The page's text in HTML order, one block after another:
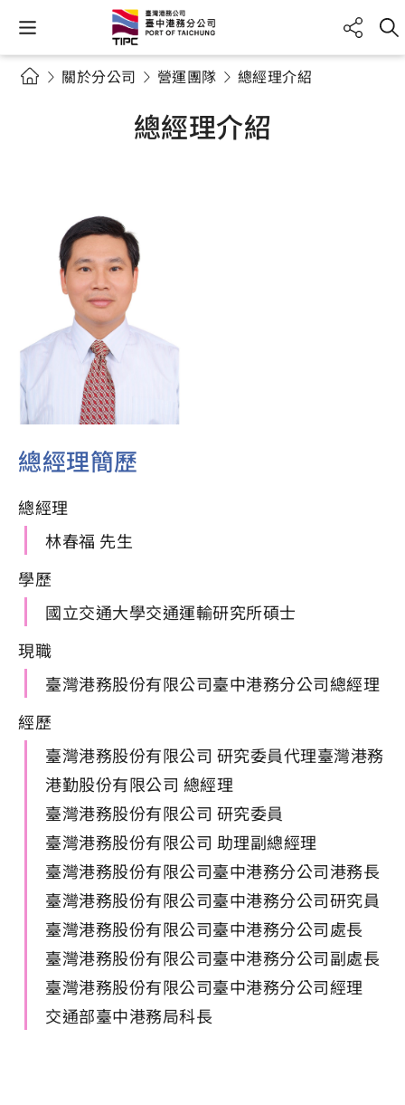
關於分公司 營運團隊 總經理介紹
總經理介紹
總經理簡歷
總經理
林春福 先生
學歷
國立交通大學交通運輸研究所碩士
現職
臺灣港務股份有限公司臺中港務分公司總經理
經歷
臺灣港務股份有限公司 研究委員代理臺灣港務
港勤股份有限公司 總經理
臺灣港務股份有限公司 研究委員
臺灣港務股份有限公司 助理副總經理
臺灣港務股份有限公司臺中港務分公司港務長
臺灣港務股份有限公司臺中港務分公司研究員
臺灣港務股份有限公司臺中港務分公司處長
臺灣港務股份有限公司臺中港務分公司副處長
臺灣港務股份有限公司臺中港務分公司經理
交通部臺中港務局科長